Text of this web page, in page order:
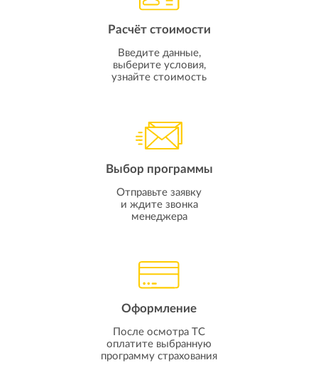
Расчёт стоимости
Введите данные,
выберите условия,
узнайте стоимость
Выбор программы
Отправьте заявку
и ждите звонка
менеджера
Оформление
После осмотра ТС
оплатите выбранную
программу страхования